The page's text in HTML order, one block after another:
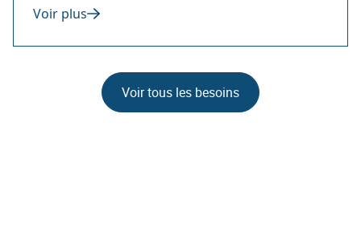
Voir plus
Voir tous les besoins